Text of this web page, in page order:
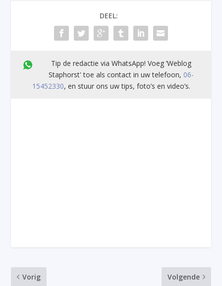
DEEL:
Tip de redactie via WhatsApp! Voeg ’Weblog
Staphorst' toe als contact in uw telefoon, 06-
15452330, en stuur ons uw tips, foto’s en video’s.
Vorig Volgende